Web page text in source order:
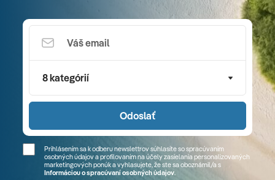
8 kategórií
Odoslať
Prihlásením sa k odberu newslettrov súhlasíte so spracúvaním
osobných údajov a profilovaním na účely zasielania personalizovaných
marketingových ponúk a vyhlasujete, že ste sa oboznámil/a s
Informáciou o spracúvaní osobných údajov.